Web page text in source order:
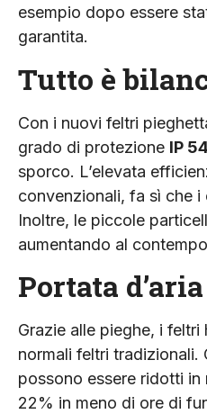
esempio dopo essere
garantita.
Tutto è
Con i nuovi feltri
grado di protezione IP 54
sporco. L’elevata
convenzionali, fa sì che
Inoltre, le piccole
aumentando al
Portata
Grazie alle pieghe, i
normali feltri tradizionali.
possono essere ridotti
22% in meno di ore di